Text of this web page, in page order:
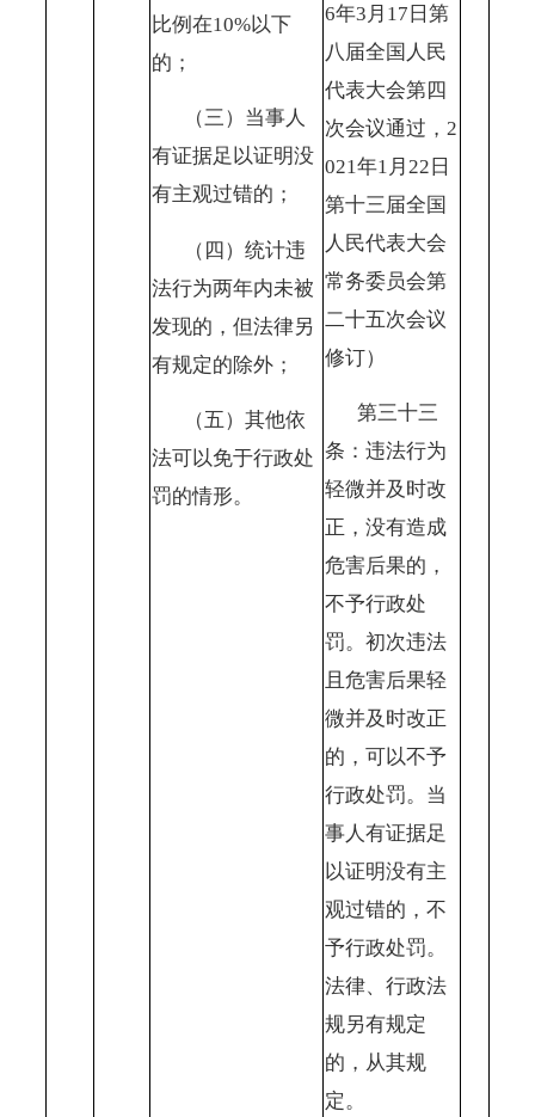
比例在10%以下
的；
（三）当事人
有证据足以证明没
有主观过错的；
（四）统计违
法行为两年内未被
发现的，但法律另
有规定的除外；
（五）其他依
法可以免于行政处
罚的情形。
6年3月17日第
八届全国人民
代表大会第四
次会议通过，2
021年1月22日
第十三届全国
人民代表大会
常务委员会第
二十五次会议
修订）
第三十三
条：违法行为
轻微并及时改
正，没有造成
危害后果的，
不予行政处
罚。初次违法
且危害后果轻
微并及时改正
的，可以不予
行政处罚。当
事人有证据足
以证明没有主
观过错的，不
予行政处罚。
法律、行政法
规另有规定
的，从其规
定。